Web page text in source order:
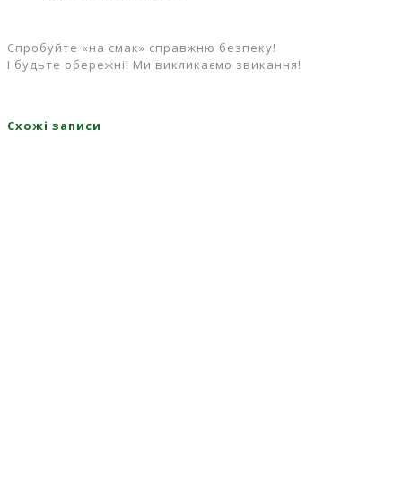
Спробуйте «на смак» справжню безпеку!
І будьте обережні! Ми викликаємо звикання!
Схожі записи